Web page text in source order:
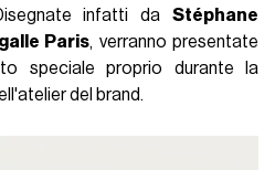
infatti da Stéphane
Paris, verranno presentate
speciale proprio durante la
del brand.